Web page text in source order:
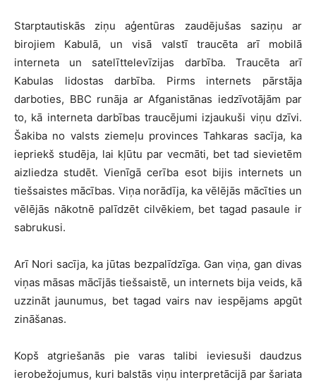
Starptautiskās ziņu aģentūras zaudējušas saziņu ar
birojiem Kabulā, un visā valstī traucēta arī mobilā
interneta un satelīttelevīzijas darbība. Traucēta arī
Kabulas lidostas darbība. Pirms internets pārstāja
darboties, BBC runāja ar Afganistānas iedzīvotājām par
to, kā interneta darbības traucējumi izjaukuši viņu dzīvi.
Šakiba no valsts ziemeļu provinces Tahkaras sacīja, ka
iepriekš studēja, lai kļūtu par vecmāti, bet tad sievietēm
aizliedza studēt. Vienīgā cerība esot bijis internets un
tiešsaistes mācības. Viņa norādīja, ka vēlējās mācīties un
vēlējās nākotnē palīdzēt cilvēkiem, bet tagad pasaule ir
sabrukusi.
Arī Nori sacīja, ka jūtas bezpalīdzīga. Gan viņa, gan divas
viņas māsas mācījās tiešsaistē, un internets bija veids, kā
uzzināt jaunumus, bet tagad vairs nav iespējams apgūt
zināšanas.
Kopš atgriešanās pie varas talibi ieviesuši daudzus
ierobežojumus, kuri balstās viņu interpretācijā par šariata